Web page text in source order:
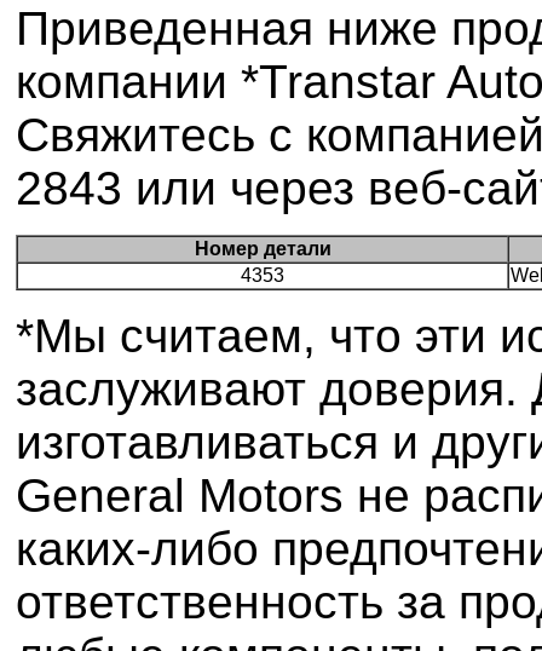
Приведенная ниже
компании *Transtar
Свяжитесь с
2843 или через веб-
Номер детали
4353
*Мы считаем, что эти
заслуживают
изготавливаться и
General Motors не
каких-либо
ответственность за